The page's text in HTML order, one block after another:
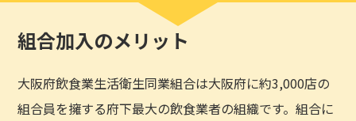
組合加入のメリット
大阪府飲食業生活衛生同業組合は大阪府に約3,000店の
組合員を擁する府下最大の飲食業者の組織です。組合に